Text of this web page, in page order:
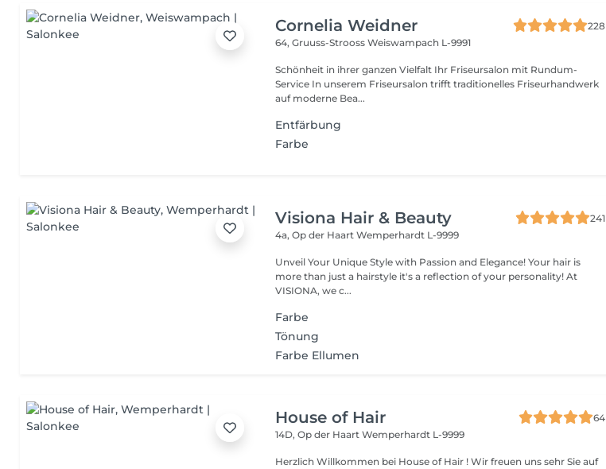
Cornelia Weidner
228
64, Gruuss-StroossWeiswampach L-9991
Schönheit in ihrer ganzen Vielfalt Ihr Friseursalon mit Rundum-
Service In unserem Friseursalon trifft traditionelles Friseurhandwerk
auf moderne Bea...
Entfärbung
Farbe
Visiona Hair & Beauty
241
4a, Op der HaartWemperhardt L-9999
Unveil Your Unique Style with Passion and Elegance! Your hair is
more than just a hairstyle it's a reflection of your personality! At
VISIONA, we c...
Farbe
Tönung
Farbe Ellumen
House of Hair
64
14D, Op der HaartWemperhardt L-9999
Herzlich Willkommen bei House of Hair ! Wir freuen uns sehr Sie auf